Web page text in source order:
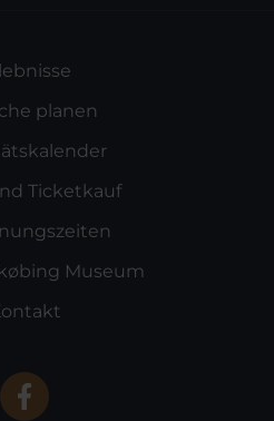
planen
Ticketkauf
Museum